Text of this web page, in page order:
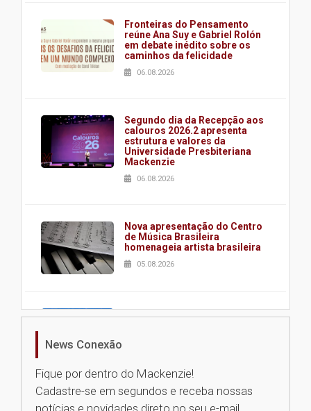
Fronteiras do Pensamento
reúne Ana Suy e Gabriel Rolón
em debate inédito sobre os
caminhos da felicidade
06.08.2026
Segundo dia da Recepção aos
calouros 2026.2 apresenta
estrutura e valores da
Universidade Presbiteriana
Mackenzie
06.08.2026
Nova apresentação do Centro
de Música Brasileira
homenageia artista brasileira
05.08.2026
Universidade Mackenzie
Seminário discute desafios
News Conexão
Fique por dentro do Mackenzie!
Cadastre-se em segundos e receba nossas